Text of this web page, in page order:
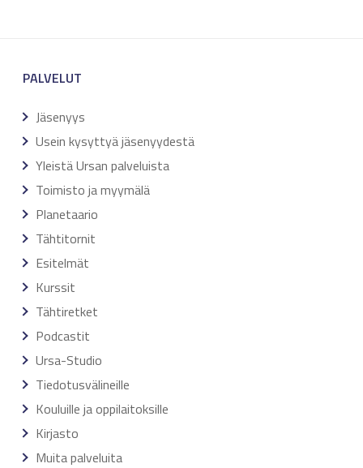
PALVELUT
Jäsenyys
Usein kysyttyä jäsenyydestä
Yleistä Ursan palveluista
Toimisto ja myymälä
Planetaario
Tähtitornit
Esitelmät
Kurssit
Tähtiretket
Podcastit
Ursa-Studio
Tiedotusvälineille
Kouluille ja oppilaitoksille
Kirjasto
Muita palveluita